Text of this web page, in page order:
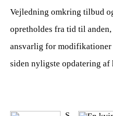
Vejledning omkring tilbud
opretholdes fra tid til
ansvarlig for modifikationer
siden nyligste opdatering af